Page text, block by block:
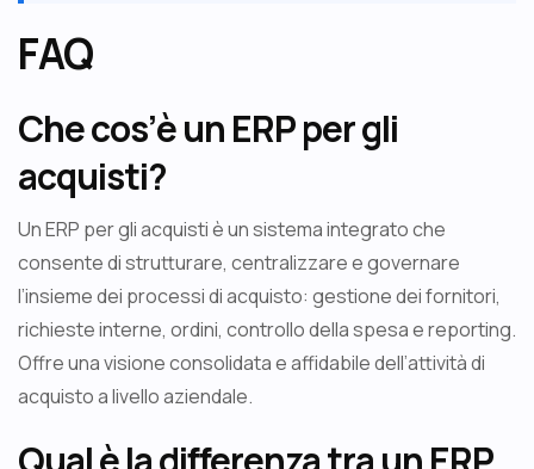
FAQ
Che cos’è un ERP per gli
acquisti?
Un ERP per gli acquisti è un sistema integrato che
consente di strutturare, centralizzare e governare
l’insieme dei processi di acquisto: gestione dei fornitori,
richieste interne, ordini, controllo della spesa e reporting.
Offre una visione consolidata e affidabile dell’attività di
acquisto a livello aziendale.